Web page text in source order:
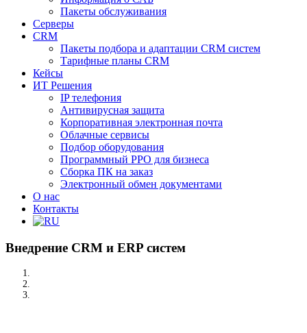
Пакеты обслуживания
Серверы
CRM
Пакеты подбора и адаптации CRM систем
Тарифные планы CRM
Кейсы
ИТ Решения
IP телефония
Антивирусная защита
Корпоративная электронная почта
Облачные сервисы
Подбор оборудования
Программный РРО для бизнеса
Сборка ПК на заказ
Электронный обмен документами
О нас
Контакты
Внедрение CRM и ERP систем